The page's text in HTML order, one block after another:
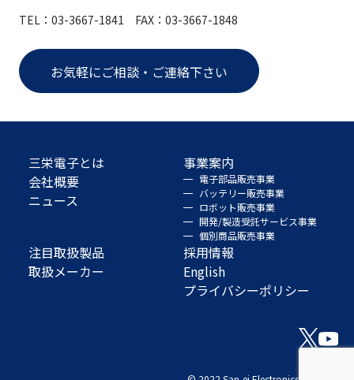
TEL：03-3667-1841 FAX：03-3667-1848
お気軽にご相談・ご連絡下さい
三栄電子とは
会社概要
ニュース
事業案内
電子部品販売事業
バッテリー販売事業
ロボット販売事業
開発/製造受託サービス事業
個別商品販売事業
注目取扱製品
取扱メーカー
採用情報
English
プライバシーポリシー